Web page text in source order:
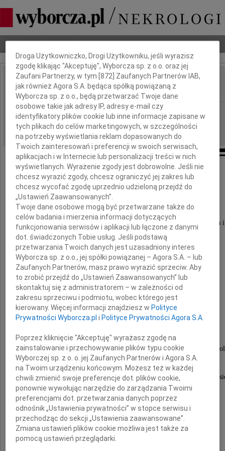
Nekrologi Odeszli Poradnik pogrzebowy
IMIĘ I NAZWISKO: Wiesława Wełnicka
REGION: Gdańsk
DATA EMISJI: 01.03.2024
Marzenko i Januszu
przyjmijcie serdeczne i najszczersze wyrazy współczucia
z powodu śmierci Mamy
Pani
Wiesławy Wełnickiej
Osoby wspaniałej i bliskiej nam wszystkim.
Niech nasza przyjaźń, współczucie i serdeczne
przyniosą Wam pocieszenie
w tym trudnym dla Was i dla całej Rodziny
K. J. Borkusiewiczowie
G. i P. Moszkowscy
Dbamy o Twoją prywatność
Droga Użytkowniczko, Drogi Użytkowniku, jeśli wyrazisz
zgodę klikając "Akceptuję", Wyborcza sp. z o.o. oraz jej
Zaufani Partnerzy, w tym [872 ] Zaufanych Partnerów IAB,
jak również Agora S.A. będąca spółką powiązaną z
Wyborcza sp. z o.o., będą przetwarzać Twoje dane
osobowe takie jak adresy IP, adresy e-mail czy
identyfikatory plików cookie lub inne informacje zapisane w
tych plikach do celów marketingowych, w szczególności
na potrzeby wyświetlania reklam dopasowanych do
Twoich zainteresowań i preferencji w swoich serwisach,
aplikacjach i w Internecie lub personalizacji treści w nich
wyświetlanych. Wyrażenie zgody jest dobrowolne. Jeśli nie
chcesz wyrazić zgody, chcesz ograniczyć jej zakres lub
chcesz wycofać zgodę uprzednio udzieloną przejdź do
„Ustawień Zaawansowanych”.
Twoje dane osobowe mogą być przetwarzane także do
celów badania i mierzenia informacji dotyczących
funkcjonowania serwisów i aplikacji lub łączone z danymi
dot. świadczonych Tobie usług. Jeśli podstawą
przetwarzania Twoich danych jest uzasadniony interes
Wyborcza sp. z o.o., jej spółki powiązanej – Agora S.A. – lub
Zaufanych Partnerów, masz prawo wyrazić sprzeciw. Aby
to zrobić przejdź do „Ustawień Zaawansowanych” lub
skontaktuj się z administratorem – w zależności od
zakresu sprzeciwu i podmiotu, wobec którego jest
kierowany. Więcej informacji znajdziesz w Polityce
Prywatności Wyborcza.pl i Polityce Prywatności Agora S.A.
Poprzez kliknięcie "Akceptuję" wyrażasz zgodę na
zainstalowanie i przechowywanie plików typu cookie
Wyborczej sp. z o. o. jej Zaufanych Partnerów i Agora S.A.
na Twoim urządzeniu końcowym. Możesz też w każdej
chwili zmienić swoje preferencje dot. plików cookie,
ponownie wywołując narzędzie do zarządzania Twoimi
preferencjami dot. przetwarzania danych poprzez
odnośnik „Ustawienia prywatności” w stopce serwisu i
przechodząc do sekcji „Ustawienia zaawansowane”.
Zmiana ustawień plików cookie możliwa jest także za
pomocą ustawień przeglądarki.